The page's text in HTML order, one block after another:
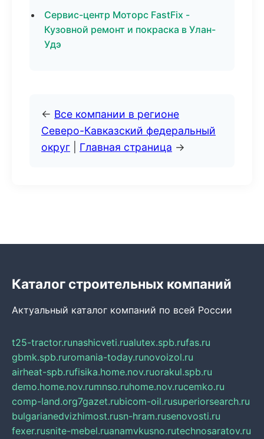
Сервис-центр Моторс FastFix -
Кузовной ремонт и покраска в Улан-
Удэ
← Все компании в регионе
Северо-Кавказский федеральный
округ
Главная страница →
Каталог строительных компаний
Актуальный каталог компаний по всей России
t25-tractor.runashicveti.rualutex.spb.rufas.ru
gbmk.spb.ruromania-today.runovoizol.ru
airheat-spb.rufisika.home.nov.ruorakul.spb.ru
demo.home.nov.rumnso.ruhome.nov.rucemko.ru
comp-land.org7gazet.rubicom-oil.rusuperiorsearch.ru
bulgarianedvizhimost.rusn-hram.rusenovosti.ru
fexer.rusnite-mebel.ruanamvkusno.rutechnosaratov.ru